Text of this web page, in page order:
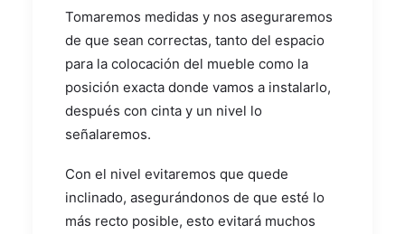
Tomaremos medidas y nos aseguraremos
de que sean correctas, tanto del espacio
para la colocación del mueble como la
posición exacta donde vamos a instalarlo,
después con cinta y un nivel lo
señalaremos.
Con el nivel evitaremos que quede
inclinado, asegurándonos de que esté lo
más recto posible, esto evitará muchos